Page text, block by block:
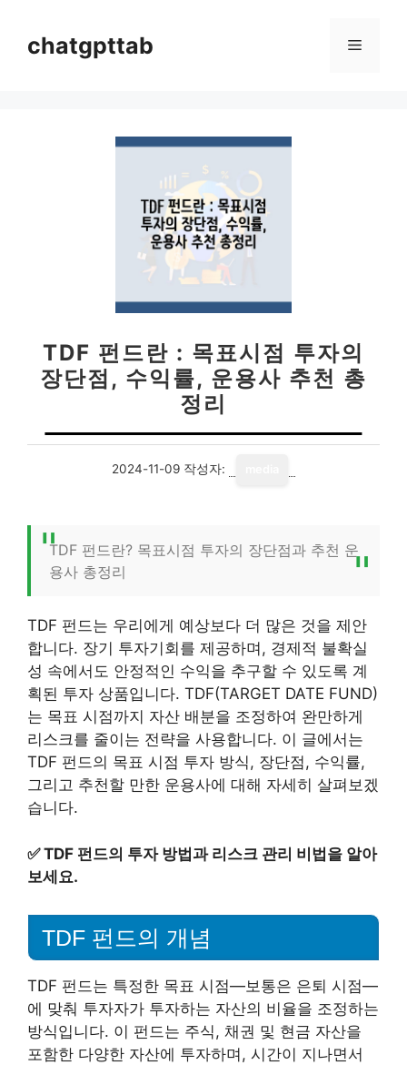
chatgpttab 메
TDF 펀드란 : 목표시점 투자의
장단점, 수익률, 운용사 추천 총
정리
2024-11-09 작성자:
TDF 펀드란? 목표시점 투자의 장단점과 추천 운
용사 총정리
TDF 펀드는 우리에게 예상보다 더 많은 것을 제안
합니다. 장기 투자기회를 제공하며, 경제적 불확실
성 속에서도 안정적인 수익을 추구할 수 있도록 계
획된 투자 상품입니다. TDF(TARGET DATE FUND)
는 목표 시점까지 자산 배분을 조정하여 완만하게
리스크를 줄이는 전략을 사용합니다. 이 글에서는
TDF 펀드의 목표 시점 투자 방식, 장단점, 수익률,
그리고 추천할 만한 운용사에 대해 자세히 살펴보겠
습니다.
✅TDF 펀드의 투자 방법과 리스크 관리 비법을 알아
보세요.
TDF 펀드의 개념
TDF 펀드는 특정한 목표 시점—보통은 은퇴 시점—
에 맞춰 투자자가 투자하는 자산의 비율을 조정하는
방식입니다. 이 펀드는 주식, 채권 및 현금 자산을
포함한 다양한 자산에 투자하며, 시간이 지나면서